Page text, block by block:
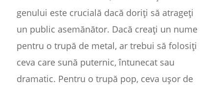
genului este crucială dacă doriți să atrageți
un public asemănător. Dacă creați un nume
pentru o trupă de metal, ar trebui să folosiți
ceva care sună puternic, întunecat sau
dramatic. Pentru o trupă pop, ceva ușor de